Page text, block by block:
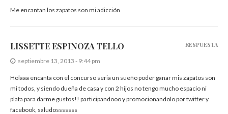
Me encantan los zapatos son mi adicción
LISSETTE ESPINOZA TELLO
septiembre 13, 2013 - 9:44 pm
Holaaa encanta con el concurso seria un sueño poder ganar mis zapatos son
mi todos, y siendo dueña de casa y con 2 hijos no tengo mucho espacio ni
plata para darme gustos!! participandooo y promocionandolo por twitter y
facebook, saludosssssss
RESPUESTA